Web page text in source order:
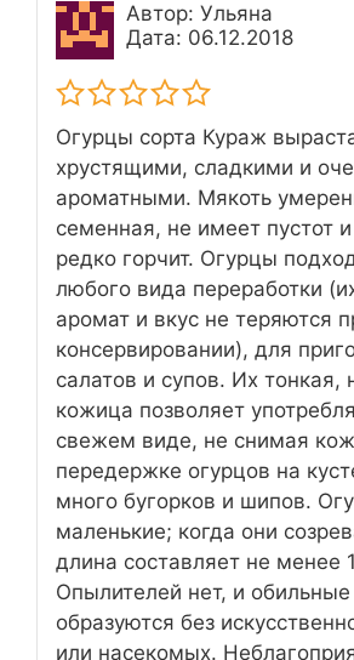
Автор: Ульяна
Дата: 06.12.2018
Огурцы сорта Кураж
хрустящими, сладкими и
ароматными. Мякоть
семенная, не имеет пустот
редко горчит. Огурцы
любого вида переработки
аромат и вкус не теряются
консервировании), для
салатов и супов. Их тонкая,
кожица позволяет
свежем виде, не снимая
передержке огурцов на
много бугорков и шипов.
маленькие; когда они
длина составляет не менее
Опылителей нет, и обильные
образуются без
или насекомых.